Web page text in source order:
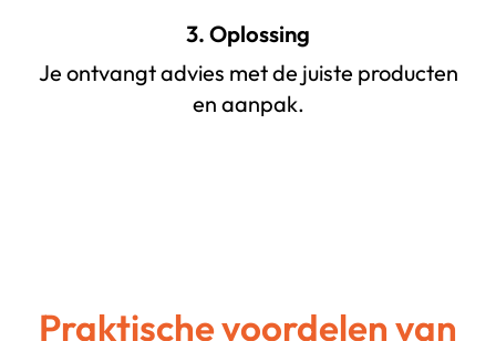
3. Oplossing
Je ontvangt advies met de juiste producten
en aanpak.
Praktische voordelen van